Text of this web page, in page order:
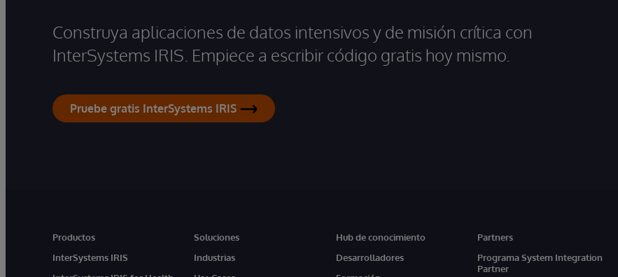
Construya aplicaciones de datos intensivos y de misión crítica con
InterSystems IRIS. Empiece a escribir código gratis hoy mismo.
Pruebe gratis InterSystems IRIS
Productos
InterSystems IRIS
Soluciones
Industrias
Hub de conocimiento
Desarrolladores
Partners
Programa System Integration
Partner